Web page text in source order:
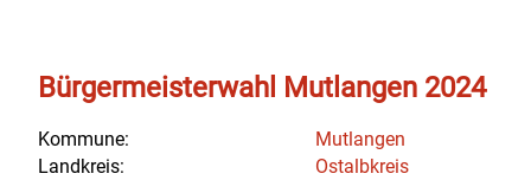
Bürgermeisterwahl Mutlangen 2024
Kommune:
Mutlangen
Landkreis:
Ostalbkreis